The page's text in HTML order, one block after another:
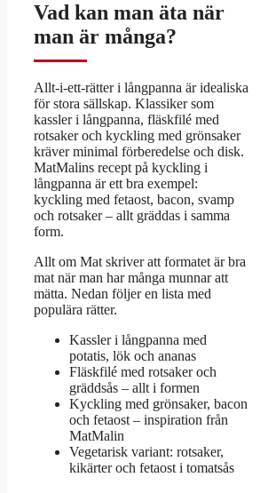
Vad kan man äta när
man är många?
Allt-i-ett-rätter i långpanna är idealiska
för stora sällskap. Klassiker som
kassler i långpanna, fläskfilé med
rotsaker och kyckling med grönsaker
kräver minimal förberedelse och disk.
MatMalins recept på kyckling i
långpanna är ett bra exempel:
kyckling med fetaost, bacon, svamp
och rotsaker – allt gräddas i samma
form.
Allt om Mat skriver att formatet är bra
mat när man har många munnar att
mätta. Nedan följer en lista med
populära rätter.
Kassler i långpanna med
potatis, lök och ananas
Fläskfilé med rotsaker och
gräddsås – allt i formen
Kyckling med grönsaker, bacon
och fetaost – inspiration från
MatMalin
Vegetarisk variant: rotsaker,
kikärter och fetaost i tomatsås